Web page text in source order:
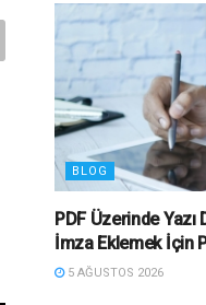
BLOG
PDF Üzerinde
İmza Eklemek İçin
5 AĞUSTOS 2026